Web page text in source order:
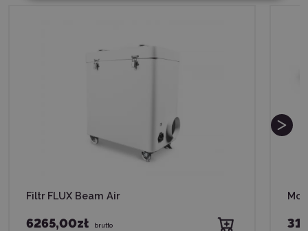
Filtr FLUX Beam Air
6265,00zł brutto